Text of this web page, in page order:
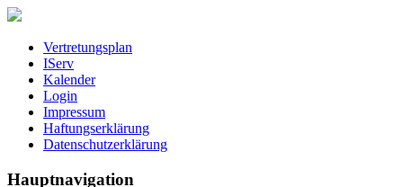
Vertretungsplan
IServ
Kalender
Login
Impressum
Haftungserklärung
Datenschutzerklärung
Hauptnavigation